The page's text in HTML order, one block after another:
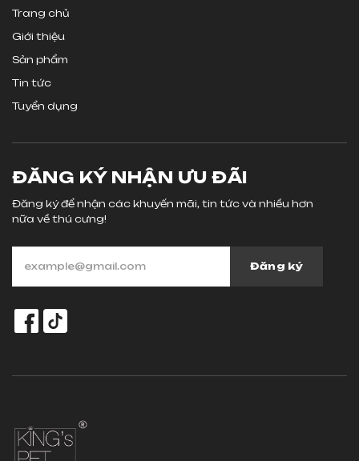
Trang chủ
Giới thiệu
Sản phẩm
Tin tức
Tuyển dụng
ĐĂNG KÝ NHẬN ƯU ĐÃI
Đăng ký để nhận các khuyến mãi, tin tức và nhiều hơn
nữa về thú cưng!
Đăng ký